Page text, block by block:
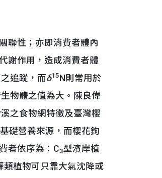
聯性；亦即消費者體內
謝作用，造成消費者體
追蹤，而δ15N則常用於
物體之值為大。陳良偉
之食物網特徵及臺灣櫻
礎營養來源，而櫻花鉤
者依序為：C3型濱岸植
類植物可只靠大氣沈降或